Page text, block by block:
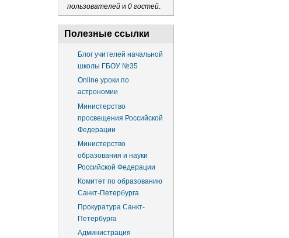
пользователейи 0 гостей.
Полезные ссылки
Блог учителей начальной
школы ГБОУ №35
Online уроки по
астрономии
Министерство
просвещения Российской
Федерации
Министерство
образования и науки
Российской Федерации
Комитет по образованию
Санкт-Петербурга
Прокуратура Санкт-
Петербурга
Администрация